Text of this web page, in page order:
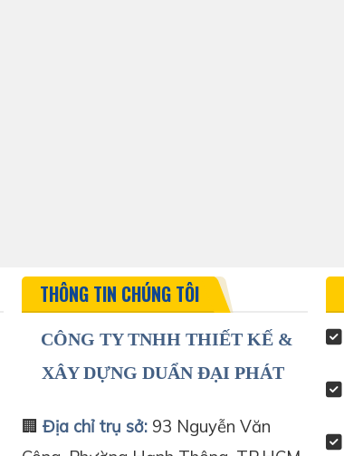
THÔNG TIN CHÚNG TÔI
CÔNG TY TNHH THIẾT KẾ &
XÂY DỰNG DUẨN ĐẠI PHÁT
🏢 Địa chỉ trụ sở: 93 Nguyễn Văn